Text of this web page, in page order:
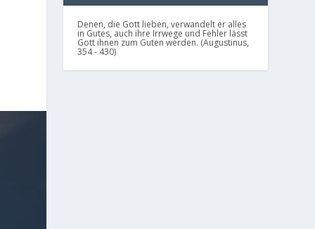
Denen, die Gott lieben, verwandelt er alles
in Gutes, auch ihre Irrwege und Fehler lässt
Gott ihnen zum Guten werden. (Augustinus,
354 - 430)